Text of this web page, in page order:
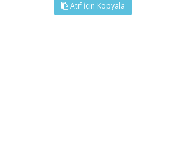
Atıf İçin Kopyala